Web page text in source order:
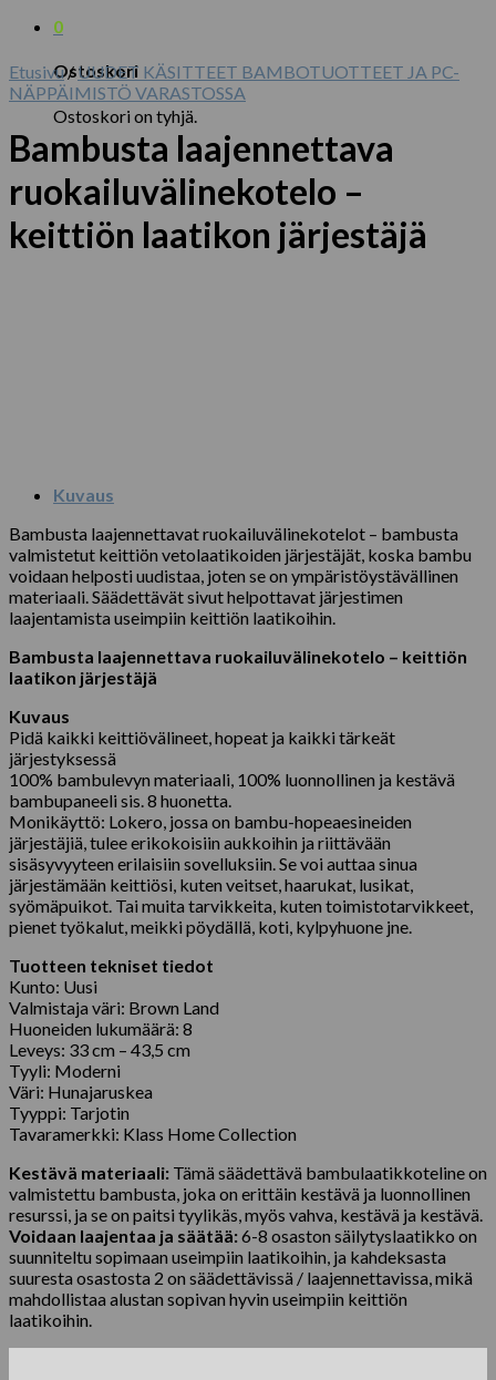
0
Ostoskori
Ostoskori on tyhjä.
Etusivu / UUDET KÄSITTEET BAMBOTUOTTEET JA PC-
NÄPPÄIMISTÖ VARASTOSSA
Bambusta laajennettava
ruokailuvälinekotelo –
keittiön laatikon järjestäjä
Kuvaus
Bambusta laajennettavat ruokailuvälinekotelot – bambusta
valmistetut keittiön vetolaatikoiden järjestäjät, koska bambu
voidaan helposti uudistaa, joten se on ympäristöystävällinen
materiaali. Säädettävät sivut helpottavat järjestimen
laajentamista useimpiin keittiön laatikoihin.
Bambusta laajennettava ruokailuvälinekotelo – keittiön
laatikon järjestäjä
Kuvaus
Pidä kaikki keittiövälineet, hopeat ja kaikki tärkeät
järjestyksessä
100% bambulevyn materiaali, 100% luonnollinen ja kestävä
bambupaneeli sis. 8 huonetta.
Monikäyttö: Lokero, jossa on bambu-hopeaesineiden
järjestäjiä, tulee erikokoisiin aukkoihin ja riittävään
sisäsyvyyteen erilaisiin sovelluksiin. Se voi auttaa sinua
järjestämään keittiösi, kuten veitset, haarukat, lusikat,
syömäpuikot. Tai muita tarvikkeita, kuten toimistotarvikkeet,
pienet työkalut, meikki pöydällä, koti, kylpyhuone jne.
Tuotteen tekniset tiedot
Kunto: Uusi
Valmistaja väri: Brown Land
Huoneiden lukumäärä: 8
Leveys: 33 cm – 43,5 cm
Tyyli: Moderni
Väri: Hunajaruskea
Tyyppi: Tarjotin
Tavaramerkki: Klass Home Collection
Kestävä materiaali: Tämä säädettävä bambulaatikkoteline on
valmistettu bambusta, joka on erittäin kestävä ja luonnollinen
resurssi, ja se on paitsi tyylikäs, myös vahva, kestävä ja kestävä.
Voidaan laajentaa ja säätää:6-8 osaston säilytyslaatikko on
suunniteltu sopimaan useimpiin laatikoihin, ja kahdeksasta
suuresta osastosta 2 on säädettävissä / laajennettavissa, mikä
mahdollistaa alustan sopivan hyvin useimpiin keittiön
laatikoihin.